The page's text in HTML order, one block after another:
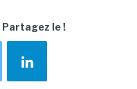
Partagez le !